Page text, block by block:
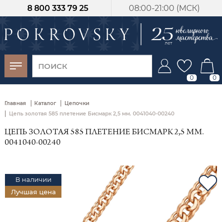
08:00-21:00 (МСК)
8 800 333 79 25
0 0
Главная | Каталог | Цепочки
| Цепь золотая 585 плетение Бисмарк 2,5 мм. 0041040-00240
ЦЕПЬ ЗОЛОТАЯ 585 ПЛЕТЕНИЕ БИСМАРК 2,5 ММ.
0041040-00240
В наличии
Лучшая цена
-30%
от 15 дней с
момента оплаты